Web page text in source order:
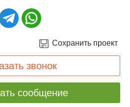
Сохранить проект
звонок
сообщение